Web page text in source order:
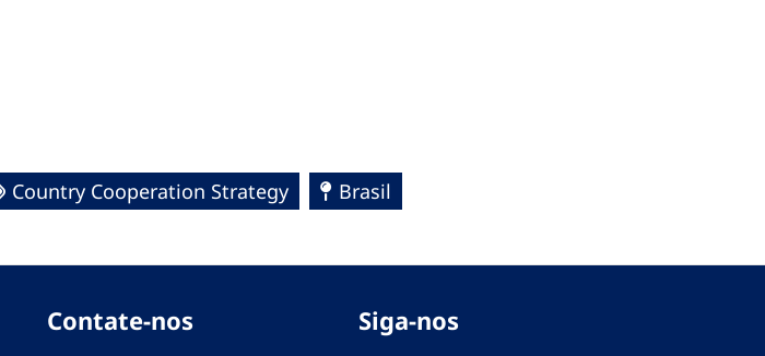
Country Cooperation Strategy Brasil
Contate-nos Siga-nos